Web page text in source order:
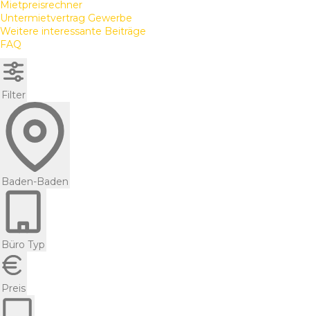
Mietpreisrechner
Untermietvertrag Gewerbe
Weitere interessante Beiträge
FAQ
Filter
Baden-Baden
Büro Typ
Preis